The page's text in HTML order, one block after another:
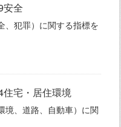
安全
、犯罪）に関する指標を
宅・居住環境
境、道路、自動車）に関